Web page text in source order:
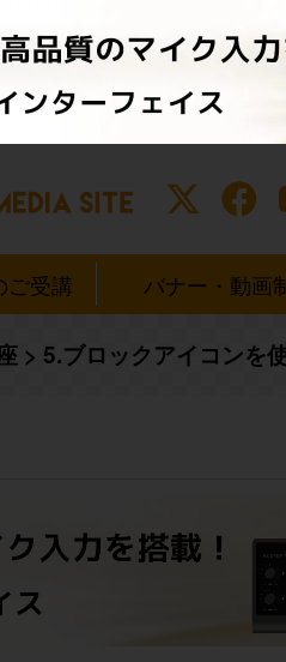
ご受講 バナー・動画
> 5.ブロックアイコンを